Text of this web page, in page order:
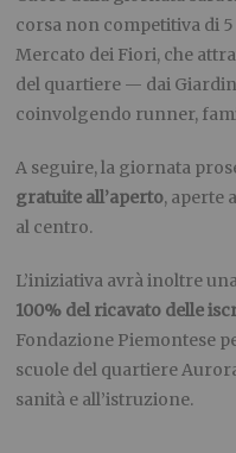
corsa non competitiva di
Mercato dei Fiori, che
del quartiere — dai
coinvolgendo runner,
A seguire, la giornata
gratuite all’aperto, aperte
al centro.
L’iniziativa avrà inoltre
100% del ricavato delle
Fondazione Piemontese
scuole del quartiere
sanità e all’istruzione.